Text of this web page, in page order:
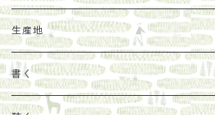
マスコバド糖
しょうがパウダー
馬目隆宏
絵
タンブラー
らくだ舎出帆室の参考本など
新刊では販売しづらくなった本を巡らせて
mario books
タイドラー
Sakumag
海外出版社
古本
ギフトセット
カレンダー
生産地
色川
書く